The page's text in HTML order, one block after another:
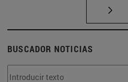
BUSCADOR NOTICIAS